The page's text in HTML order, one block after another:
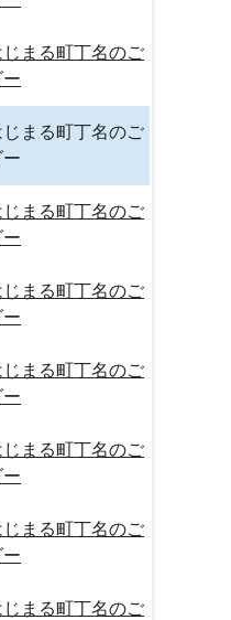
じまる町丁名のご
じまる町丁名のご
じまる町丁名のご
じまる町丁名のご
じまる町丁名のご
じまる町丁名のご
じまる町丁名のご
じまる町丁名のご